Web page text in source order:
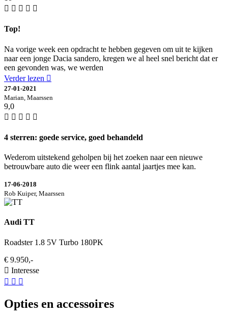
Top!
Na vorige week een opdracht te hebben gegeven om uit te kijken
naar een jonge Dacia sandero, kregen we al heel snel bericht dat er
een gevonden was, we werden
Verder lezen
27-01-2021
Marian, Maarssen
9,0
4 sterren: goede service, goed behandeld
Wederom uitstekend geholpen bij het zoeken naar een nieuwe
betrouwbare auto die weer een flink aantal jaartjes mee kan.
17-06-2018
Rob Kuiper, Maarssen
Audi TT
Roadster 1.8 5V Turbo 180PK
€ 9.950,-
Interesse
Opties en accessoires